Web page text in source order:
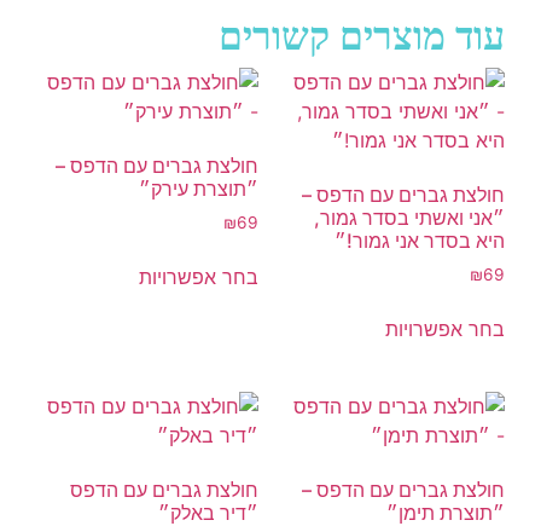
עוד מוצרים קשורים
חולצת גברים עם הדפס –
״אני ואשתי בסדר גמור,
היא בסדר אני גמור!״
₪69
בחר אפשרויות
חולצת גברים עם הדפס –
״תוצרת עירק״
₪69
בחר אפשרויות
חולצת גברים עם הדפס –
״תוצרת תימן״
חולצת גברים עם הדפס
״דיר באלק״